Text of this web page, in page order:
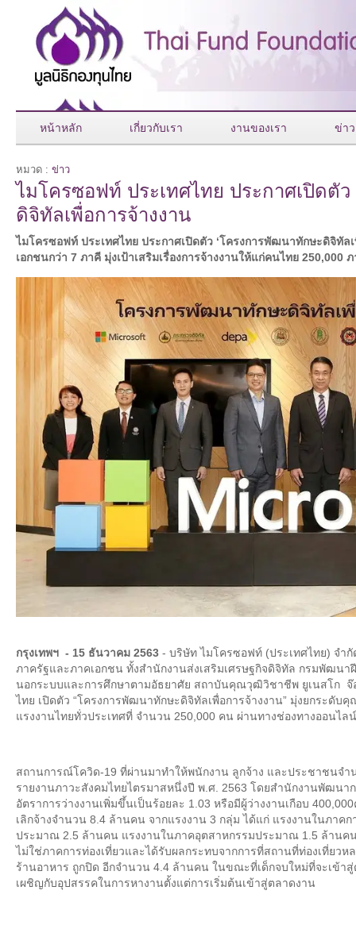
หน้าหลัก เกี่ยวกับเรา งานของเรา ข่าว
หมวด : ข่าว
ไมโครซอฟท์ ประเทศไทย ประกาศเปิดตั
ดิจิทัลเพื่อการจ้างงาน
ไมโครซอฟท์ ประเทศไทย ประกาศเปิดตัว ‘โครงการพัฒนาทักษะดิจิทัล
เอกชนกว่า 7 ภาคี มุ่งเป้าเสริมเรื่องการจ้างงานให้แก่คนไทย 250,000
กรุงเทพฯ - 15 ธันวาคม 2563 - บริษัท ไมโครซอฟท์ (ประเทศไทย) จำ
ภาครัฐและภาคเอกชน ทั้งสำนักงานส่งเสริมเศรษฐกิจดิจิทัล กรมพัฒนา
นอกระบบและการศึกษาตามอัธยาศัย สถาบันคุณวุฒิวิชาชีพ ยูเนสโก จ๊
ไทย เปิดตัว “โครงการพัฒนาทักษะดิจิทัลเพื่อการจ้างงาน” มุ่งยกระดับ
แรงงานไทยทั่วประเทศที่ จำนวน 250,000 คน ผ่านทางช่องทางออนไ
สถานการณ์โควิด-19 ที่ผ่านมาทำให้พนักงาน ลูกจ้าง และประชาชนจ
รายงานภาวะสังคมไทยไตรมาสหนึ่งปี พ.ศ. 2563 โดยสำนักงานพัฒนา
อัตราการว่างงานเพิ่มขึ้นเป็นร้อยละ 1.03 หรือมีผู้ว่างงานเกือบ
เลิกจ้างจำนวน 8.4 ล้านคน จากแรงงาน 3 กลุ่ม ได้แก่ แรงงานในภาค
ประมาณ 2.5 ล้านคน แรงงานในภาคอุตสาหกรรมประมาณ 1.5 ล้านค
ไม่ใช่ภาคการท่องเที่ยวและได้รับผลกระทบจากการที่สถานที่ท่องเที่ยว
ร้านอาหาร ถูกปิด อีกจำนวน 4.4 ล้านคน ในขณะที่เด็กจบใหม่ที่จะเข้า
เผชิญกับอุปสรรคในการหางานตั้งแต่การเริ่มต้นเข้าสู่ตลาดงาน